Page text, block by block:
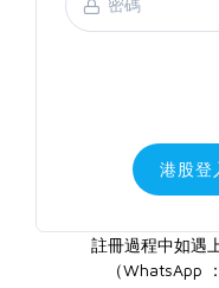
港股登
註冊過程中如遇
（WhatsApp